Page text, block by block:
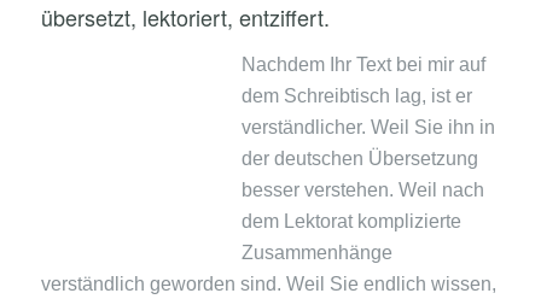
übersetzt, lektoriert, entziffert.
Nachdem Ihr Text bei mir auf
dem Schreibtisch lag, ist er
verständlicher. Weil Sie ihn in
der deutschen Übersetzung
besser verstehen. Weil nach
dem Lektorat komplizierte
Zusammenhänge
verständlich geworden sind. Weil Sie endlich wissen,